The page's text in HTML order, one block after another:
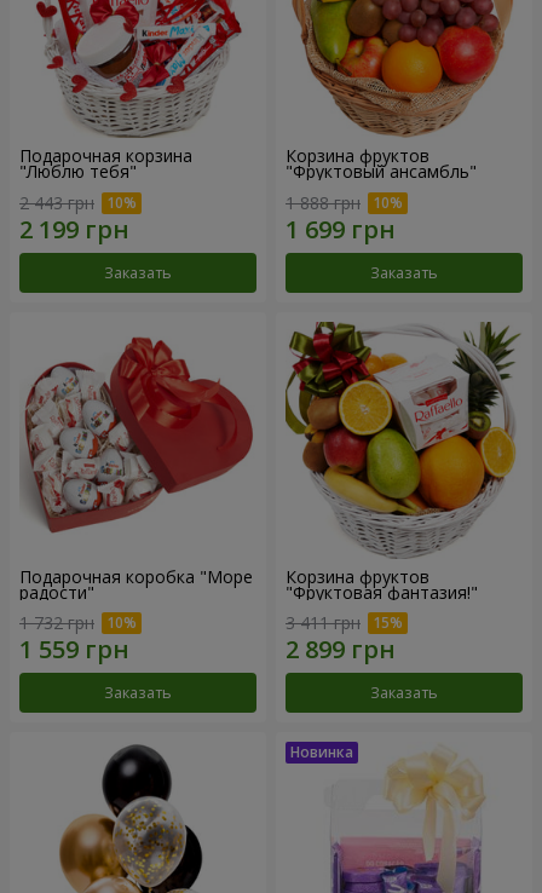
Подарочная корзина
"Люблю тебя"
2 443 грн
Заказать
Корзина фруктов
"Фруктовый ансамбль"
1 888 грн
Заказать
Подарочная коробка "Море
радости"
1 732 грн
Заказать
Корзина фруктов
"Фруктовая фантазия!"
3 411 грн
Заказать